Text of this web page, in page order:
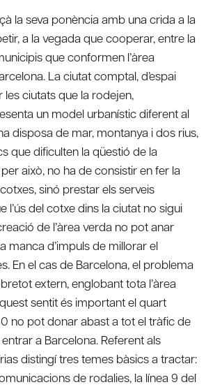
la seva ponència amb una crida a la
a la vegada que cooperar, entre la
que conformen l’àrea
La ciutat comptal, d’espai
les ciutats que la rodejen,
un model urbanístic diferent al
disposa de mar, montanya i dos rius,
que dificulten la qüestió de la
això, no ha de consistir en fer la
sinó prestar els serveis
l’ús del cotxe dins la ciutat no sigui
de l’àrea verda no pot anar
manca d’impuls de millorar el
En el cas de Barcelona, el problema
extern, englobant tota l’àrea
sentit és important el quart
no pot donar abast a tot el tràfic de
a Barcelona. Referent als
distingí tres temes bàsics a tractar:
de rodalies, la línea 9 del